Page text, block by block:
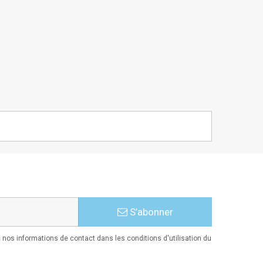
S’abonner
informations de contact dans les conditions d'utilisation du